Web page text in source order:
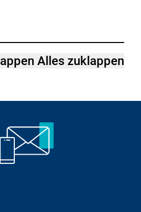
Alles zuklappen